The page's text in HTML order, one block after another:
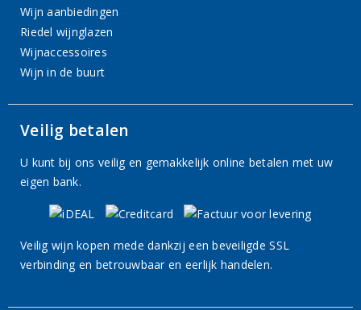
Wijn aanbiedingen
Riedel wijnglazen
Wijnaccessoires
Wijn in de buurt
Veilig betalen
U kunt bij ons veilig en gemakkelijk online betalen met uw
eigen bank.
Veilig wijn kopen mede dankzij een beveiligde SSL
verbinding en betrouwbaar en eerlijk handelen.